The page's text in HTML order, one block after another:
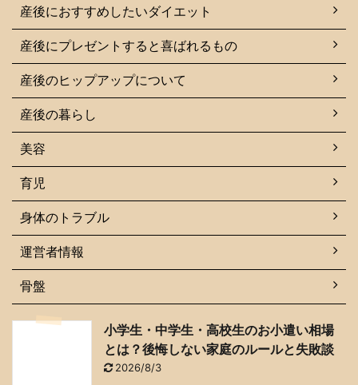
産後におすすめしたいダイエット
産後にプレゼントすると喜ばれるもの
産後のヒップアップについて
産後の暮らし
美容
育児
身体のトラブル
運営者情報
骨盤
小学生・中学生・高校生のお小遣い相場
とは？後悔しない家庭のルールと失敗談
2026/8/3